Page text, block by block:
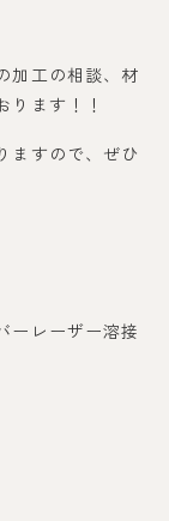
加工の相談、材
ります！！
ますので、ぜひ
ーレーザー溶接